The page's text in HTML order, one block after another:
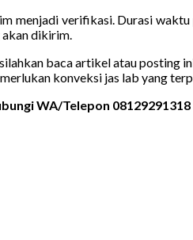
menjadi verifikasi. Durasi
dikirim.
baca artikel atau posting
konveksi jas lab yang
WA/Telepon 08129291318